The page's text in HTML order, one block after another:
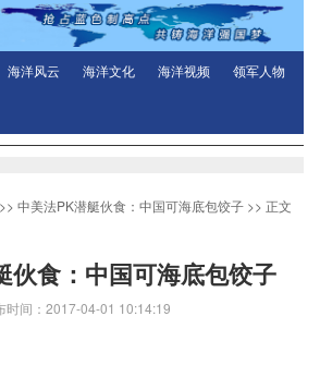
海洋风云 海洋文化 海洋视频 领军人物
>> 中美法PK潜艇伙食：中国可海底包饺子 >> 正文
伙食：中国可海底包饺子
：2017-04-01 10:14:19